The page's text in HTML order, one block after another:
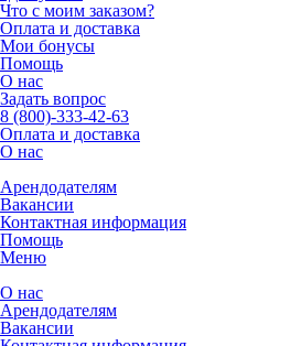
Что с моим заказом?
Оплата и доставка
Мои бонусы
Помощь
О нас
Задать вопрос
8 (800)-333-42-63
Оплата и доставка
О нас
Арендодателям
Вакансии
Контактная информация
Помощь
Меню
О нас
Арендодателям
Вакансии